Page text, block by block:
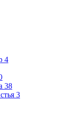
4
38
3